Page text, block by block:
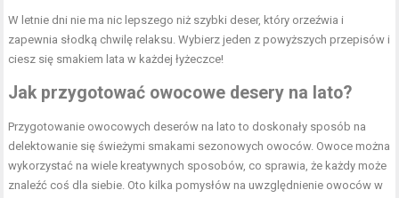
W letnie dni nie ma nic lepszego niż szybki deser, który orzeźwia i
zapewnia słodką chwilę relaksu. Wybierz jeden z powyższych przepisów i
ciesz się smakiem lata w każdej łyżeczce!
Jak przygotować owocowe desery na lato?
Przygotowanie owocowych deserów na lato to doskonały sposób na
delektowanie się świeżymi smakami sezonowych owoców. Owoce można
wykorzystać na wiele kreatywnych sposobów, co sprawia, że każdy może
znaleźć coś dla siebie. Oto kilka pomysłów na uwzględnienie owoców w